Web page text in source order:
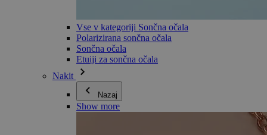
Vse v kategoriji Sončna očala
Polarizirana sončna očala
Sončna očala
Etuiji za sončna očala
Nakit
Nazaj
Show more